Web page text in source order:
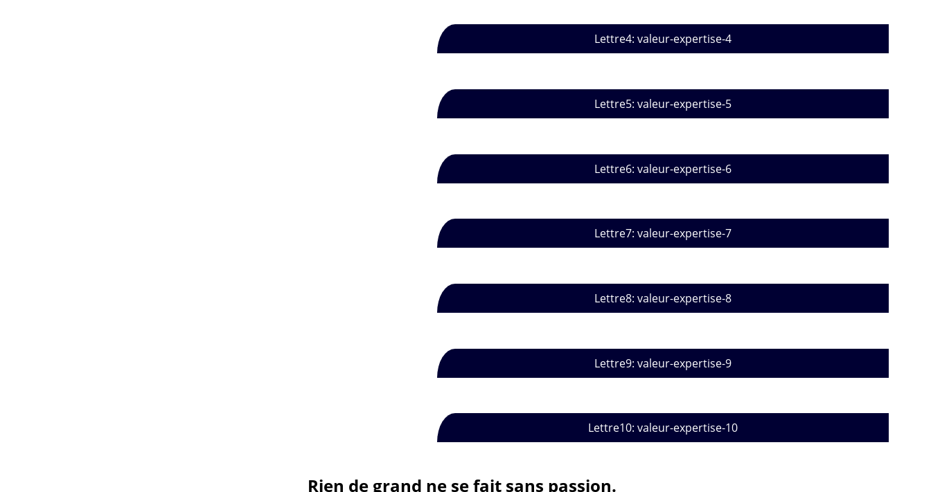
Lettre4: valeur-expertise-4
Lettre5: valeur-expertise-5
Lettre6: valeur-expertise-6
Lettre7: valeur-expertise-7
Lettre8: valeur-expertise-8
Lettre9: valeur-expertise-9
Lettre10: valeur-expertise-10
Rien de grand ne se fait sans passion.